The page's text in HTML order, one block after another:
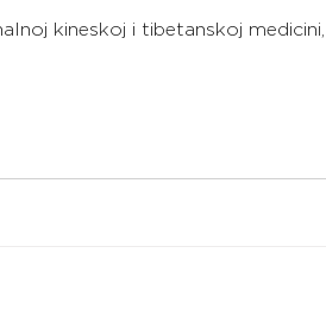
kineskoj i tibetanskoj